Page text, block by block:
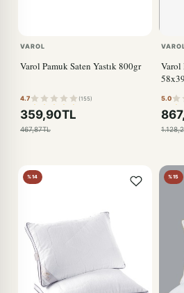
VAROL
Varol Pamuk Saten Yastık 800gr
4.7 (155)
359,90TL
467,87TL
Varol
5.0
%14 %15